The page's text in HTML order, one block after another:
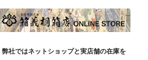
弊社ではネットショップと実店舗の在庫を